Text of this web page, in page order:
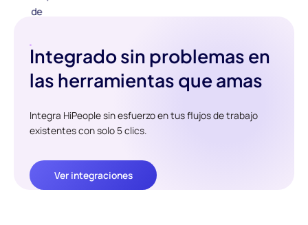
Integrado sin problemas en
las herramientas que amas
Integra HiPeople sin esfuerzo en tus flujos de trabajo
existentes con solo 5 clics.
Ver integraciones